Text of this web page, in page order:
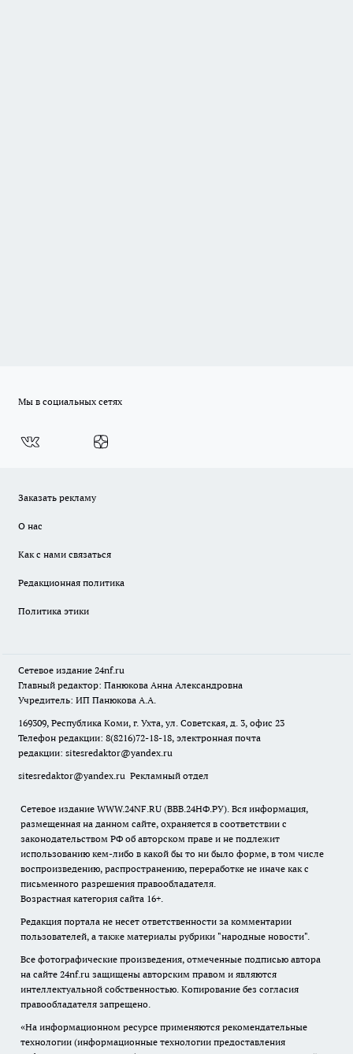
Мы в социальных сетях
Заказать рекламу
О нас
Как с нами связаться
Редакционная политика
Политика этики
Сетевое издание 24nf.ru
Главный редактор: Панюкова Анна Александровна
Учредитель: ИП Панюкова А.А.
169309, Республика Коми, г. Ухта, ул. Советская, д. 3, офис 23
Телефон редакции: 8(8216)72-18-18, электронная почта
редакции: sitesredaktor@yandex.ru
sitesredaktor@yandex.ru Рекламный отдел
Сетевое издание WWW.24NF.RU (ВВВ.24НФ.РУ). Вся информация,
размещенная на данном сайте, охраняется в соответствии с
законодательством РФ об авторском праве и не подлежит
использованию кем-либо в какой бы то ни было форме, в том числе
воспроизведению, распространению, переработке не иначе как с
письменного разрешения правообладателя.
Возрастная категория сайта 16+.
Редакция портала не несет ответственности за комментарии
пользователей, а также материалы рубрики "народные новости".
Все фотографические произведения, отмеченные подписью автора
на сайте 24nf.ru защищены авторским правом и являются
интеллектуальной собственностью. Копирование без согласия
правообладателя запрещено.
«На информационном ресурсе применяются рекомендательные
технологии (информационные технологии предоставления